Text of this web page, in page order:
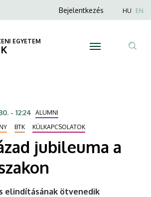
Anonim
menüje
Bejelentkezés HU EN
EGYETEM
- 12:24 ALUMNI
BTK KÜLKAPCSOLATOK
jubileuma a
elindításának ötvenedik